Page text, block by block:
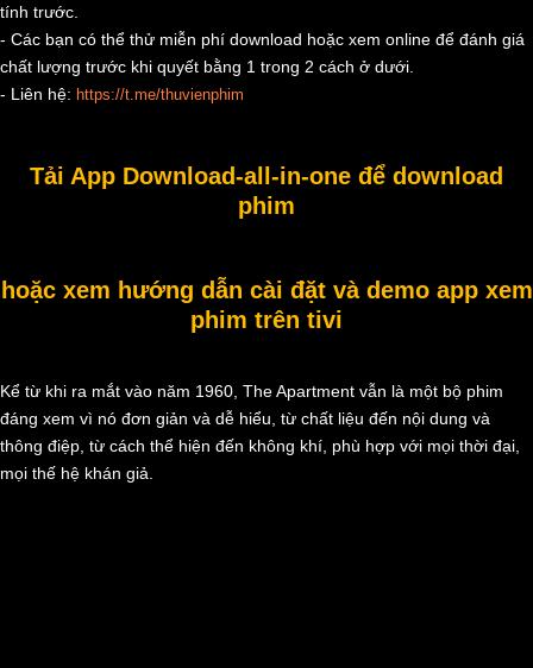
tính trước.
- Các bạn có thể thử miễn phí download hoặc xem online để đánh giá
chất lượng trước khi quyết bằng 1 trong 2 cách ở dưới.
- Liên hệ: https://t.me/thuvienphim
Tải App Download-all-in-one để download
phim
hoặc xem hướng dẫn cài đặt và demo app xem
phim trên tivi
Kể từ khi ra mắt vào năm 1960, The Apartment vẫn là một bộ phim
đáng xem vì nó đơn giản và dễ hiểu, từ chất liệu đến nội dung và
thông điệp, từ cách thể hiện đến không khí, phù hợp với mọi thời đại,
mọi thế hệ khán giả.